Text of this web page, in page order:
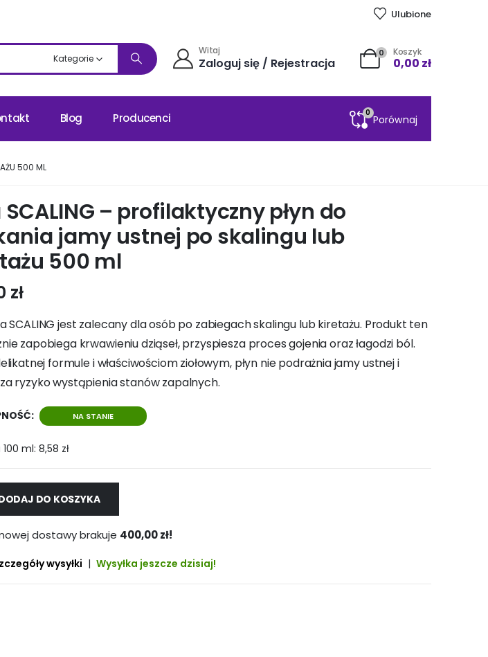
Ulubione
Kategorie
Witaj
Zaloguj się / Rejestracja
0 Koszyk
0,00 zł
Blog Producenci 0
Porównaj
500 ML
– profilaktyczny płyn do
jamy ustnej po skalingu lub
500 ml
zł
SCALING jest zalecany dla osób po zabiegach skalingu lub kiretażu. Produkt ten
zapobiega krwawieniu dziąseł, przyspiesza proces gojenia oraz łagodzi ból.
formule i właściwościom ziołowym, płyn nie podrażnia jamy ustnej i
ryzyko wystąpienia stanów zapalnych.
NA STANIE
ml: 8,58 zł
DO KOSZYKA
dostawy brakuje 400,00zł!
wysyłki | Wysyłka jeszcze dzisiaj!